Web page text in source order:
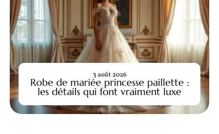
Robe de mariée princesse paillette :
les détails qui font vraiment luxe
3 août 2026